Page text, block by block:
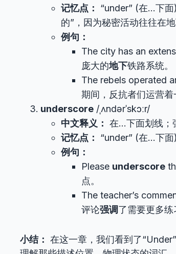
记忆点：
“under” (在…下
的”，因为秘密活动往往在地
例句：
The city has an
庞大的地下铁路系统。
The rebels operated
期间，反抗者们运营着
underscore /ˌʌndərˈskɔːr/
中文释义： 在…下面划线；
记忆点：
“under” (在…下面
例句：
Please underscore
点。
The teacher’s
评论强调了需要更多练
小结： 在这一章，我们看到了